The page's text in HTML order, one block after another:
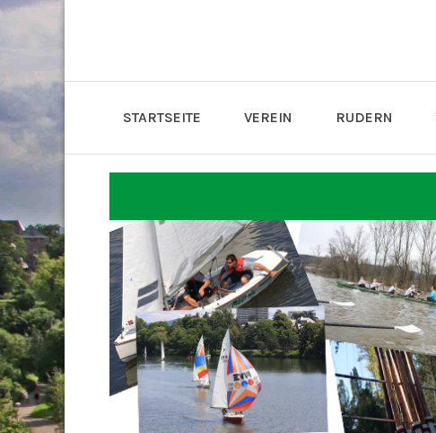
STARTSEITE VEREIN RUDERN